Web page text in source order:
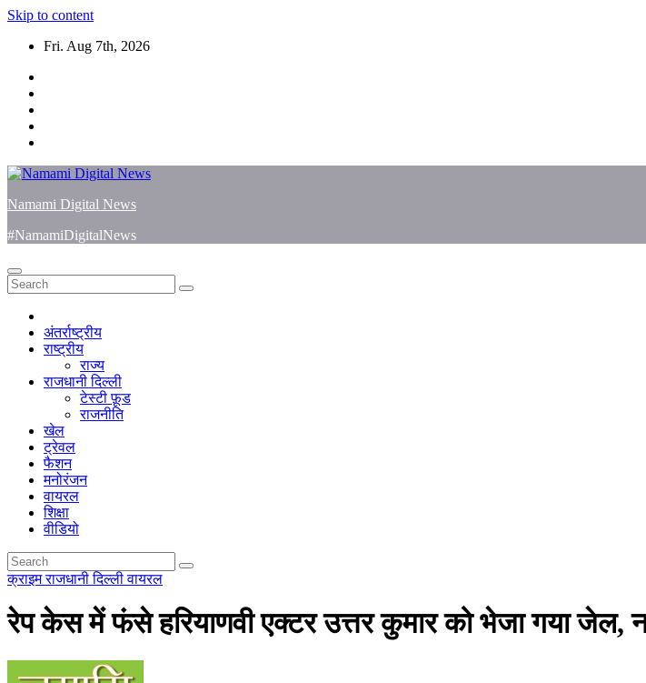
Skip to content
Fri. Aug 7th, 2026
Namami Digital News
#NamamiDigitalNews
अंतर्राष्ट्रीय
राष्ट्रीय
राज्य
राजधानी दिल्ली
टेस्टी फ़ूड
राजनीति
खेल
ट्रेवल
फैशन
मनोरंजन
वायरल
शिक्षा
वीडियो
क्राइमराजधानी दिल्लीवायरल
रेप केस में फंसे हरियाणवी एक्टर उत्तर कुमार को भेजा गया जेल,